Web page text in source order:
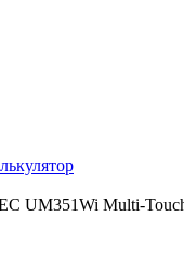
UM351Wi Multi-